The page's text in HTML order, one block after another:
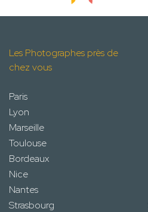
Les Photographes près de
chez vous
Paris
Lyon
Marseille
Toulouse
Bordeaux
Nice
Nantes
Strasbourg